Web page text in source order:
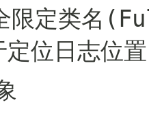
限定类名
位日志位置